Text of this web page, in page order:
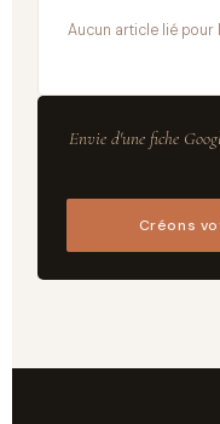
Aucun article lié pour
Envie d'une fiche
Créons